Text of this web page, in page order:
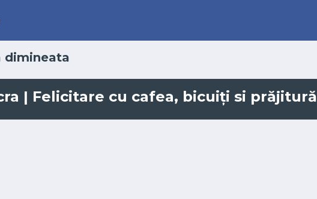
dimineata
| Felicitare cu cafea, bicuiți si prăjitură